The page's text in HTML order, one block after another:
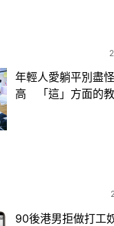
年輕人愛躺平別盡
高 「這」方面的
90後港男拒做打